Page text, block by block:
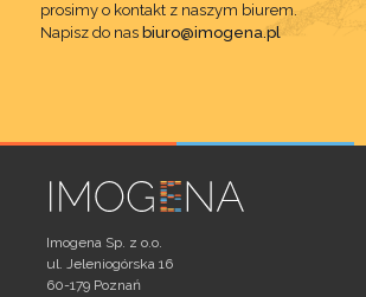
prosimy o kontakt z naszym biurem.
Napisz do nas biuro@imogena.pl
Imogena Sp. z o.o.
ul. Jeleniogórska 16
60-179 Poznań